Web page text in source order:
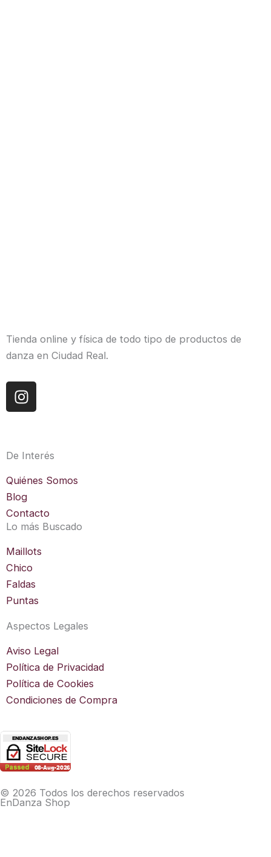
Tienda online y física de todo tipo de productos de
danza en Ciudad Real.
I
n
a
g
r
a
m
De Interés
Quiénes Somos
Blog
Contacto
Lo más Buscado
Maillots
Chico
Faldas
Puntas
Aspectos Legales
Aviso Legal
Política de Privacidad
Política de Cookies
Condiciones de Compra
© 2026 Todos los derechos reservados
EnDanza Shop